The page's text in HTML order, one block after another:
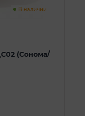
В наличии
(Сонома/